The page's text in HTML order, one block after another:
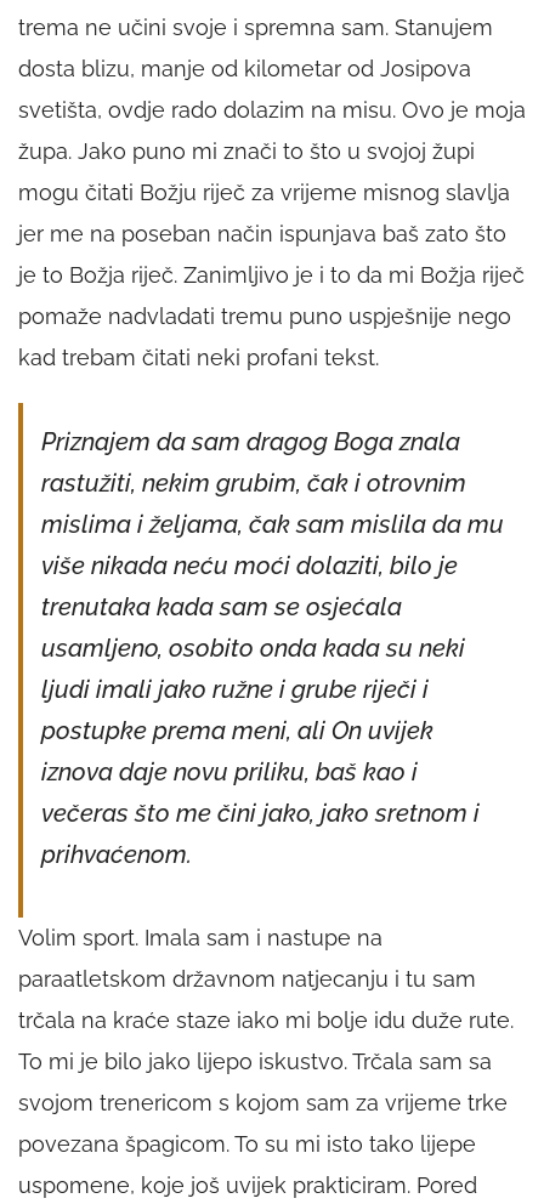
trema ne učini svoje i spremna sam. Stanujem
dosta blizu, manje od kilometar od Josipova
svetišta, ovdje rado dolazim na misu. Ovo je moja
župa. Jako puno mi znači to što u svojoj župi
mogu čitati Božju riječ za vrijeme misnog slavlja
jer me na poseban način ispunjava baš zato što
je to Božja riječ. Zanimljivo je i to da mi Božja riječ
pomaže nadvladati tremu puno uspješnije nego
kad trebam čitati neki profani tekst.
Priznajem da sam dragog Boga znala
rastužiti, nekim grubim, čak i otrovnim
mislima i željama, čak sam mislila da mu
više nikada neću moći dolaziti, bilo je
trenutaka kada sam se osjećala
usamljeno, osobito onda kada su neki
ljudi imali jako ružne i grube riječi i
postupke prema meni, ali On uvijek
iznova daje novu priliku, baš kao i
večeras što me čini jako, jako sretnom i
prihvaćenom.
Volim sport. Imala sam i nastupe na
paraatletskom državnom natjecanju i tu sam
trčala na kraće staze iako mi bolje idu duže rute.
To mi je bilo jako lijepo iskustvo. Trčala sam sa
svojom trenericom s kojom sam za vrijeme trke
povezana špagicom. To su mi isto tako lijepe
uspomene, koje još uvijek prakticiram. Pored